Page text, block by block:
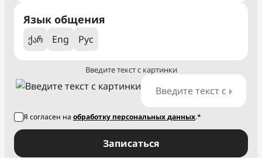
Язык общения
ქარ Eng Рус
Введите текст с картинки
Я согласен на обработку персональных данных.*
Записаться